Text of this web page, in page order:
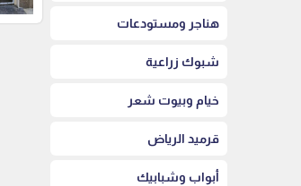
هناجر ومستودعات
شبوك زراعية
خيام وبيوت شعر
قرميد الرياض
أبواب وشبابيك